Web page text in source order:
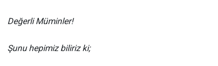
Değerli Müminler!
Şunu hepimiz biliriz ki;